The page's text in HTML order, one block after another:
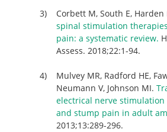
Corbett M, South E, Harden
spinal stimulation
pain: a systematic review.
Assess. 2018;22:1-94.
Mulvey MR, Radford HE,
Neumann V, Johnson MI.
electrical nerve
and stump pain in adult
2013;13:289-296.